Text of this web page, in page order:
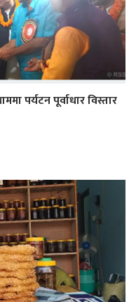
पर्यटन पूर्वाधार विस्तार